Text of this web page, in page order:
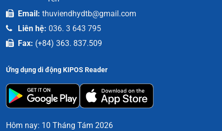
Email: thuviendhydtb@gmail.com
Liên hệ: 036. 3 643 795
Fax: (+84) 363. 837.509
Ứng dụng di động KIPOS Reader
Hôm nay: 10 Tháng Tám 2026